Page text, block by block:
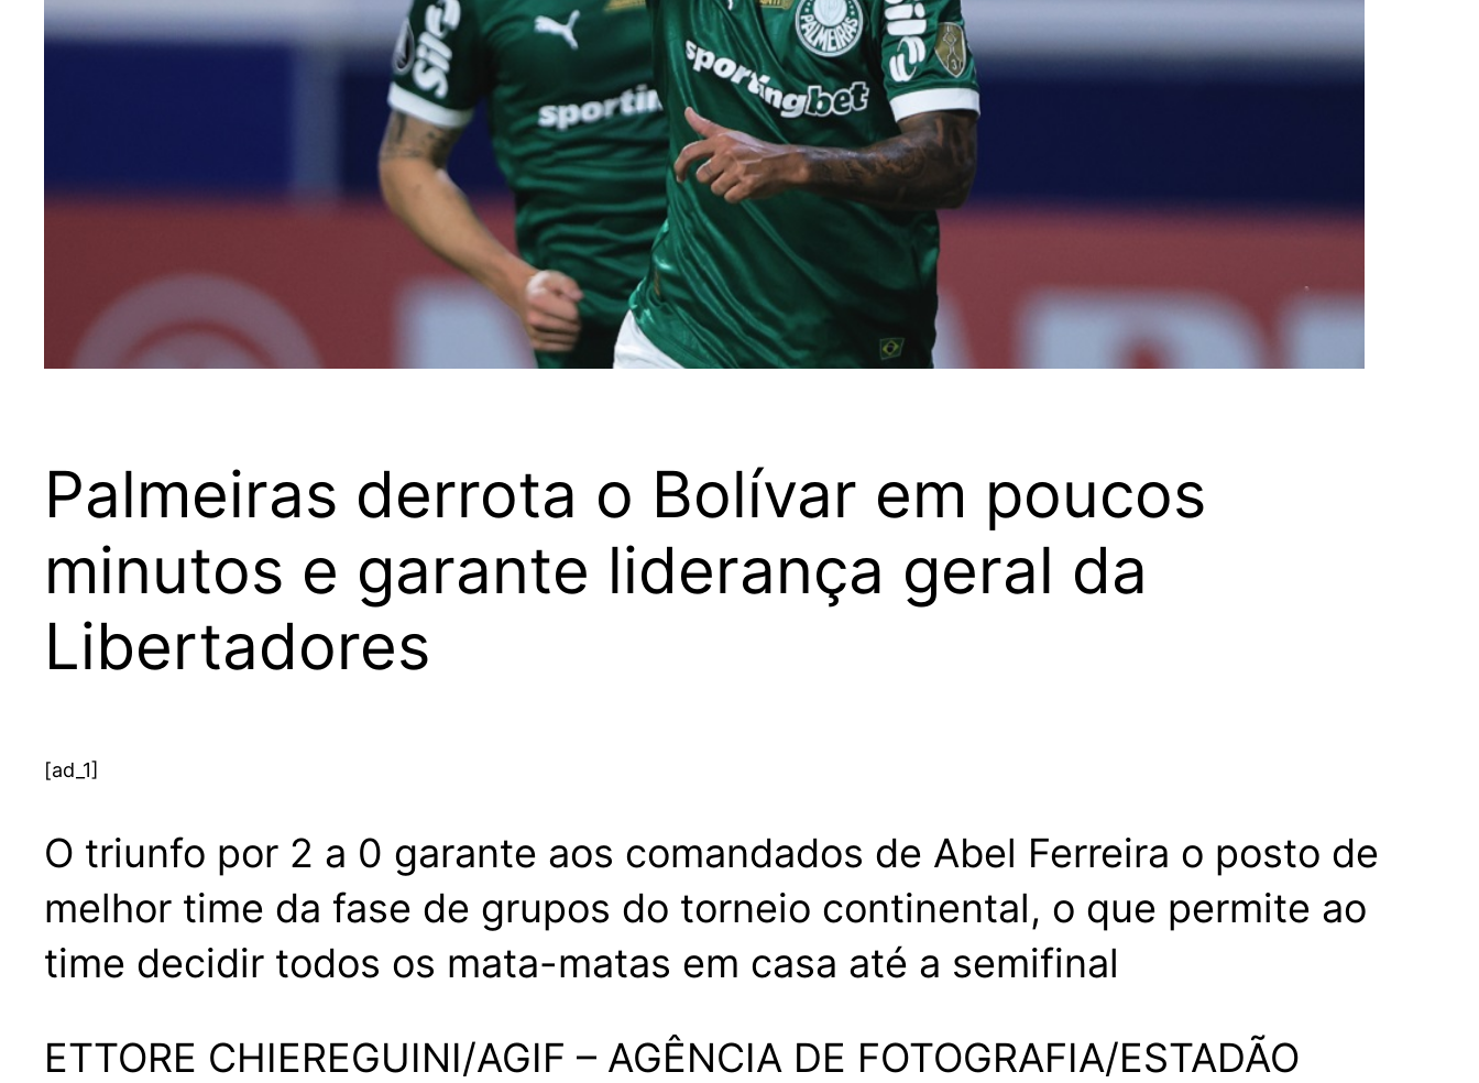
Palmeiras derrota o Bolívar em poucos
minutos e garante liderança geral da
Libertadores
[ad_1]
O triunfo por 2 a 0 garante aos comandados de Abel Ferreira o posto de
melhor time da fase de grupos do torneio continental, o que permite ao
time decidir todos os mata-matas em casa até a semifinal
ETTORE CHIEREGUINI/AGIF – AGÊNCIA DE FOTOGRAFIA/ESTADÃO